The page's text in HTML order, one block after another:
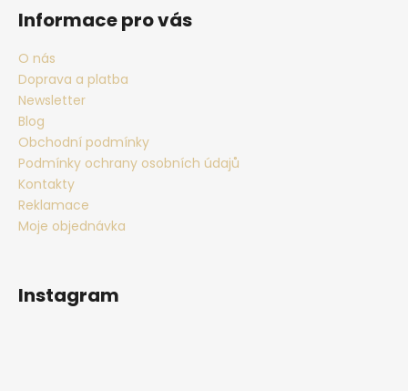
Informace pro vás
O nás
Doprava a platba
Newsletter
Blog
Obchodní podmínky
Podmínky ochrany osobních údajů
Kontakty
Reklamace
Moje objednávka
Instagram